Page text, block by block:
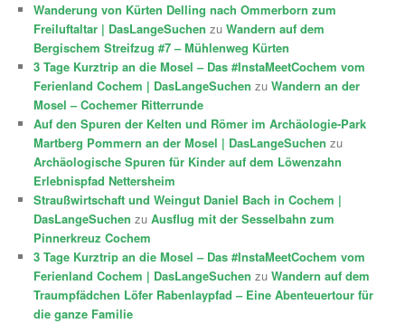
Wanderung von Kürten Delling nach Ommerborn zum
Freiluftaltar | DasLangeSuchen zuWandern auf dem
Bergischem Streifzug #7 – Mühlenweg Kürten
3 Tage Kurztrip an die Mosel – Das #InstaMeetCochem vom
Ferienland Cochem | DasLangeSuchen zuWandern an der
Mosel – Cochemer Ritterrunde
Auf den Spuren der Kelten und Römer im Archäologie-Park
Martberg Pommern an der Mosel | DasLangeSuchen zu
Archäologische Spuren für Kinder auf dem Löwenzahn
Erlebnispfad Nettersheim
Straußwirtschaft und Weingut Daniel Bach in Cochem |
DasLangeSuchen zuAusflug mit der Sesselbahn zum
Pinnerkreuz Cochem
3 Tage Kurztrip an die Mosel – Das #InstaMeetCochem vom
Ferienland Cochem | DasLangeSuchen zuWandern auf dem
Traumpfädchen Löfer Rabenlaypfad – Eine Abenteuertour für
die ganze Familie